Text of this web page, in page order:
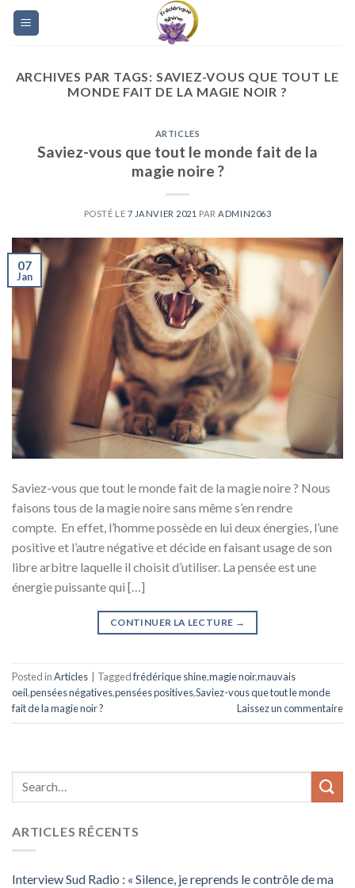
Skip
ARCHIVES PAR TAGS: SAVIEZ-VOUS QUE TOUT LE
MONDE FAIT DE LA MAGIE NOIR ?
ARTICLES
Saviez-vous que tout le monde fait de la
magie noire ?
POSTÉ LE 7 JANVIER 2021 PAR ADMIN2063
07
Jan
Saviez-vous que tout le monde fait de la magie noire ? Nous
faisons tous de la magie noire sans même s’en rendre
compte. En effet, l’homme possède en lui deux énergies, l’une
positive et l’autre négative et décide en faisant usage de son
libre arbitre laquelle il choisit d’utiliser. La pensée est une
énergie puissante qui […]
CONTINUER LA LECTURE →
Posted inArticles Taggedfrédérique shine,magie noir,mauvais
oeil,pensées négatives,pensées positives,Saviez-vous que tout le monde
fait de la magie noir ?
Laissez un commentaire
ARTICLES RÉCENTS
Interview Sud Radio : « Silence, je reprends le contrôle de ma